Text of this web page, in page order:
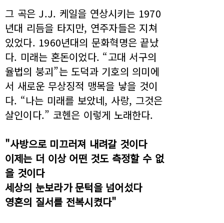
그 곡은 J.J. 케일을 연상시키는 1970
년대 리듬을 타지만, 연주자들은 지쳐
있었다. 1960년대의 문화혁명은 끝났
다. 미래는 혼돈이었다. “고대 서구의
율법의 붕괴”는 도덕과 기호의 의미에
서 새로운 무상징적 맹목을 낳을 것이
다. “나는 미래를 보았네, 사랑, 그것은
살인이다.” 코헨은 이렇게 노래한다.
"사방으로 미끄러져 내려갈 것이다
이제는 더 이상 어떤 것도 측정할 수 없
을 것이다
세상의 눈보라가 문턱을 넘어섰다
영혼의 질서를 전복시켰다"